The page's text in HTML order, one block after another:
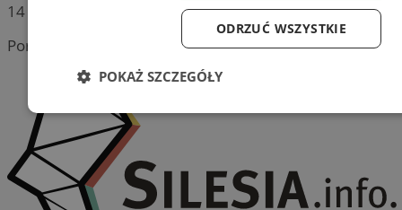
14
Portal należy do sieci
ODRZUĆ WSZYSTKIE
POKAŻ SZCZEGÓŁY
Niezbędne Wydajność Targetowanie
Niesklasyfikowane